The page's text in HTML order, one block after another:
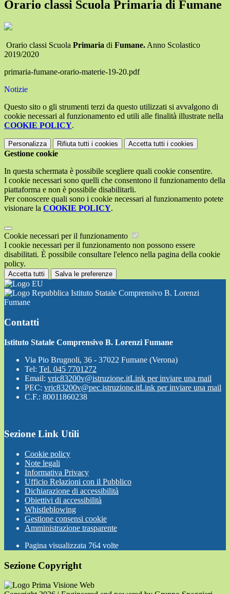
Orario classi Scuola Primaria di Fumane
Orario classi Scuola Primaria di Fumane. Anno Scolastico
2019/2020
primaria-fumane-orario-materie-19-20.pdf
Notizie
Questo sito o gli strumenti terzi da questo utilizzati si avvalgono di
cookie necessari al funzionamento ed utili alle finalità illustrate nella
COOKIE POLICY.
Personalizza Rifiuta tutti i cookies Accetta tutti i cookies
Gestione cookie
In questa schermata è possibile scegliere quali cookie consentire.
I cookie necessari sono quelli che consentono il funzionamento della
piattaforma e non è possibile disabilitarli.
Per conoscere quali sono i cookie necessari al funzionamento potete
visionare la COOKIE POLICY.
Cookie necessari per il funzionamento
I cookie necessari per il funzionamento non possono essere
disabilitati. È possibile consultare l'elenco nella pagina della cookie
policy.
Accetta tutti Salva le preferenze
Istituto Statale Comprensivo B. Lorenzi
Fumane
Contatti
Istituto Statale Comprensivo B. Lorenzi Fumane
Via Pio Brugnoli, 36 - 37022 Fumane (Verona)
Tel: Tel. 045 7701272
Email: vric83200v@istruzione.itLink per inviare una mail
PEC: vric83200v@pec.istruzione.itLink per inviare una mail
C.F.: 80011860238
Sezione Link Utili
Cookie policy
Note legali
Informativa Privacy
Ufficio Relazioni con il Pubblico
Dichiarazione di accessibilità
Obiettivi di accessibilità
Whistleblowing
Gestione consensi cookie
Amministrazione trasparente
Pagina visualizzata 764 volte
Sezione Copyright